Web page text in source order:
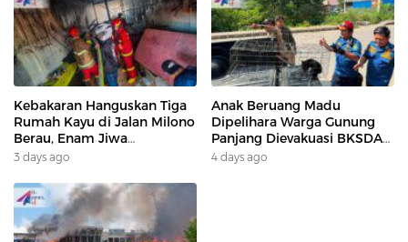
Kebakaran Hanguskan Tiga
Rumah Kayu di Jalan Milono
Berau, Enam Jiwa
Terdampak
3 days ago
Anak Beruang Madu
Dipelihara Warga Gunung
Panjang Dievakuasi BKSDA
Dan DAMKAR
4 days ago